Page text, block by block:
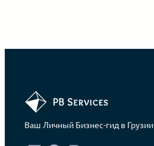
Ваш Личный Бизнес-гид в Грузии